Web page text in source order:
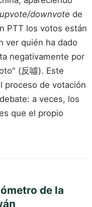
upvote/downvote de
PTT los votos están
ver quién ha dado
negativamente por
(反噓). Este
proceso de votación
a veces, los
que el propio
de la